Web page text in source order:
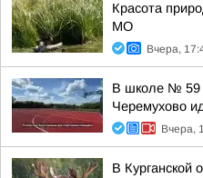
Красота
МО
Вчера,
В школе № 59
Черемухово
Вчера,
В Курганской